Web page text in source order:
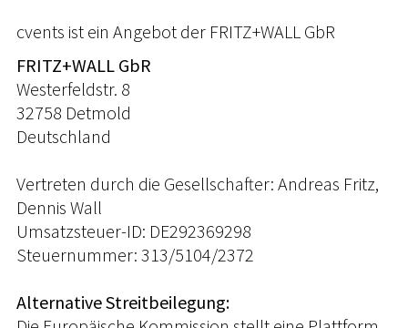
cvents ist ein Angebot der FRITZ+WALL GbR
FRITZ+WALL GbR
Westerfeldstr. 8
32758 Detmold
Deutschland
Vertreten durch die Gesellschafter: Andreas Fritz,
Dennis Wall
Umsatzsteuer-ID: DE292369298
Steuernummer: 313/5104/2372
Alternative Streitbeilegung: